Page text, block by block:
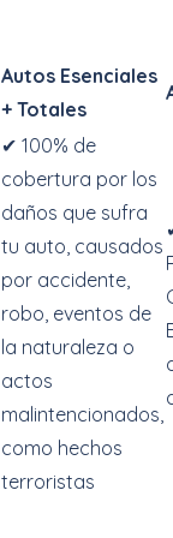
Autos Esenciales
+ Totales
✔ 100% de
cobertura por los
daños que sufra
tu auto, causados
por accidente,
robo, eventos de
la naturaleza o
actos
malintencionados,
como hechos
terroristas